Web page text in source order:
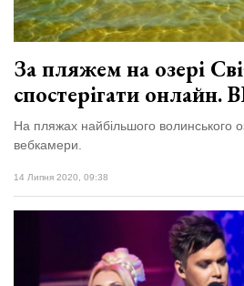
За пляжем на озері
спостерігати онлайн.
На пляжах найбільшого волинського
вебкамери.
14 Липня 2020, 09:38